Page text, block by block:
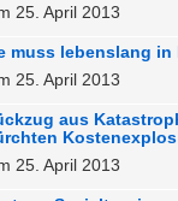
25. April 2013
muss lebenslang in
25. April 2013
aus
25. April 2013